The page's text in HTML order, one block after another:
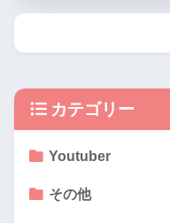
カテゴリー
Youtuber
その他